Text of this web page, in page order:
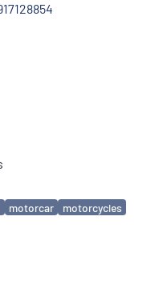
motorcar
motorcycles